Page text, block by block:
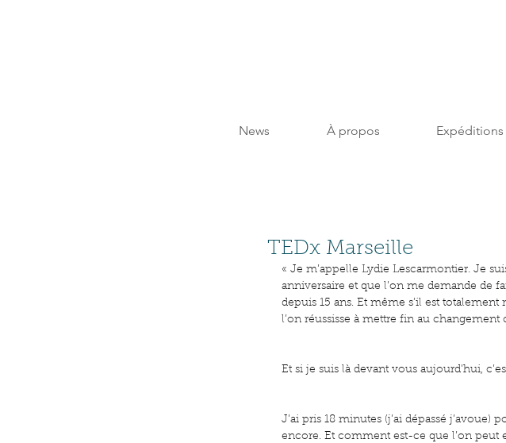
News À propos Expéditions
TEDx Marseille
« Je m’appelle Lydie Lescarmontier. Je
anniversaire et que l’on me demande de
depuis 15 ans. Et même s’il est
l’on réussisse à mettre fin au changement
Et si je suis là devant vous aujourd’hui,
J’ai pris 18 minutes (j’ai dépassé
encore. Et comment est-ce que l’on peut